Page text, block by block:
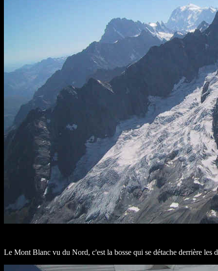
Le Mont Blanc vu du Nord, c'est la bosse qui se détache derrière les